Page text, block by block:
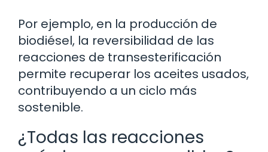
Por ejemplo, en la producción de
biodiésel, la reversibilidad de las
reacciones de transesterificación
permite recuperar los aceites usados,
contribuyendo a un ciclo más
sostenible.
¿Todas las reacciones